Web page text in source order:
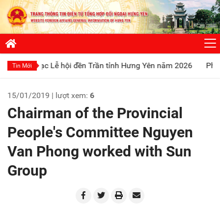
Tin Mới
hội đền Trần tỉnh Hưng Yên năm 2026 Phát huy truyền
15/01/2019 | lượt xem: 6
Chairman of the Provincial
People's Committee Nguyen
Van Phong worked with Sun
Group